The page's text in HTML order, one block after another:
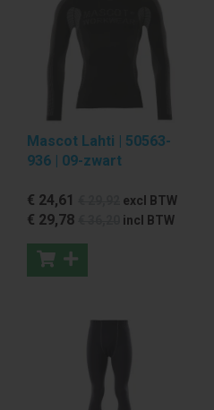
Mascot Lahti | 50563-
936 | 09-zwart
€ 24,61 excl BTW
€ 29,78 incl BTW